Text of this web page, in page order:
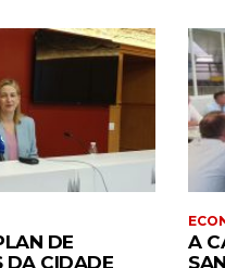
DE
DA CIDADE
A